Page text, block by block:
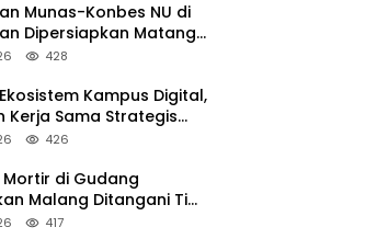
Munas-Konbes NU di
Dipersiapkan Matang,
Tangan
428
Kampus Digital,
Kerja Sama Strategis
426
di Gudang
Malang Ditangani Tim
Jatim
417